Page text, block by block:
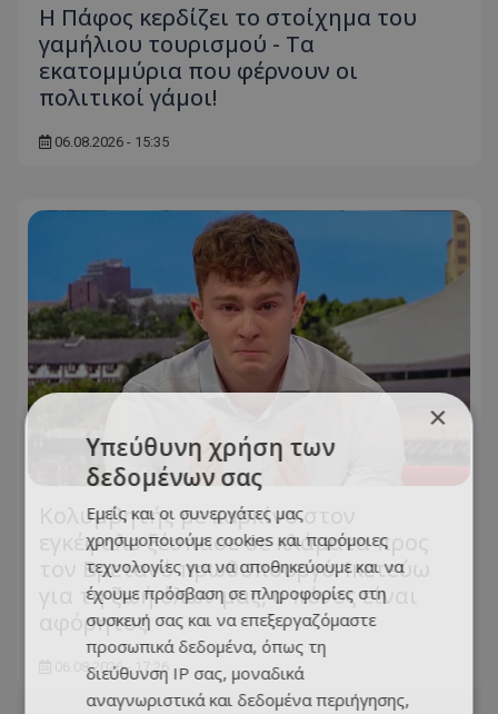
Η Πάφος κερδίζει το στοίχημα του
γαμήλιου τουρισμού - Τα
εκατομμύρια που φέρνουν οι
πολιτικοί γάμοι!
06.08.2026 - 15:35
Κολυμβητής με καρκίνο στον
εγκέφαλο ξέσπασε σε κλάματα προς
τον Βρετανό πρωθυπουργό: Ικετεύω
για τη ζωή όλων μας, ο πόνος είναι
αφόρητος
06.08.2026 - 17:26
×
Υπεύθυνη χρήση των
δεδομένων σας
Εμείς και οι συνεργάτες μας
χρησιμοποιούμε cookies και παρόμοιες
τεχνολογίες για να αποθηκεύουμε και να
έχουμε πρόσβαση σε πληροφορίες στη
συσκευή σας και να επεξεργαζόμαστε
προσωπικά δεδομένα, όπως τη
διεύθυνση IP σας, μοναδικά
αναγνωριστικά και δεδομένα περιήγησης,